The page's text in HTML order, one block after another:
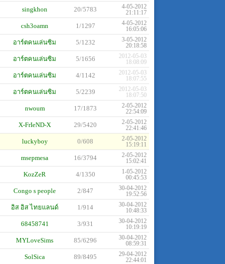
singkhon 20/5783
4-05-2012
21:11:17
csh3oamn 1/1297
4-05-2012
16:05:06
อาร์ตคนเล่นซิม 5/1232
3-05-2012
20:18:58
อาร์ตคนเล่นซิม 5/1656
2012-05-03
18:08:09
อาร์ตคนเล่นซิม 4/1142
2012-05-03
18:07:55
อาร์ตคนเล่นซิม 5/2239
2012-05-03
18:07:50
nwoum 17/1873
2-05-2012
22:54:09
X-FrIeND-X 29/5420
2-05-2012
22:41:46
luckyboy 0/608
2-05-2012
15:19:11
msepmesa 16/3794
2-05-2012
15:02:41
KozZeR 4/1350
1-05-2012
00:45:53
Congo s people 2/847
30-04-2012
19:52:56
อิส อิส ไทยแลนด์ 1/914
30-04-2012
10:48:33
68458741 3/931
30-04-2012
10:19:19
MYLoveSims 85/6296
30-04-2012
08:59:31
SolSica 89/8495
29-04-2012
22:44:01